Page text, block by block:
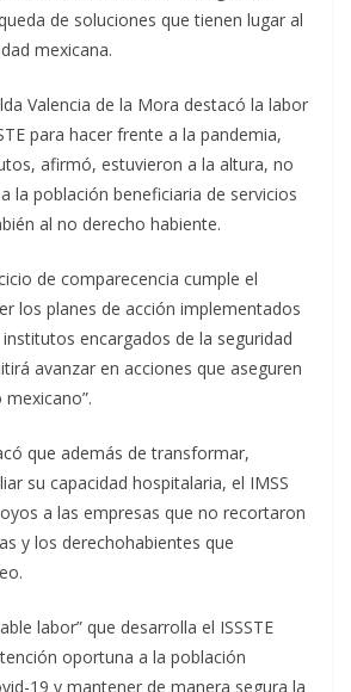
de soluciones que tienen lugar al
mexicana.
Valencia de la Mora destacó la labor
para hacer frente a la pandemia,
afirmó, estuvieron a la altura, no
la población beneficiaria de servicios
al no derecho habiente.
de comparecencia cumple el
los planes de acción implementados
encargados de la seguridad
avanzar en acciones que aseguren
que además de transformar,
su capacidad hospitalaria, el IMSS
a las empresas que no recortaron
y los derechohabientes que
labor” que desarrolla el ISSSTE
oportuna a la población
19 y mantener de manera segura la